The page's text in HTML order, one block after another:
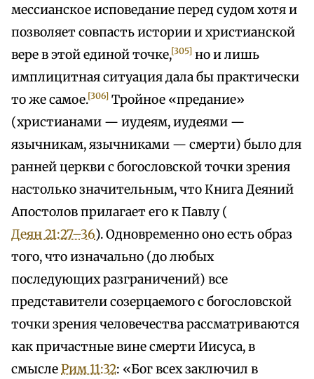
мессианское исповедание перед судом хотя и
позволяет совпасть истории и христианской
вере в этой единой точке,[305] но и лишь
имплицитная ситуация дала бы практически
то же самое.[306] Тройное «предание»
(христианами — иудеям, иудеями —
язычникам, язычниками — смерти) было для
ранней церкви с богословской точки зрения
настолько значительным, что Книга Деяний
Апостолов прилагает его к Павлу (
Деян 21:27–36). Одновременно оно есть образ
того, что изначально (до любых
последующих разграничений) все
представители созерцаемого с богословской
точки зрения человечества рассматриваются
как причастные вине смерти Иисуса, в
смыслеРим 11:32: «Бог всех заключил в